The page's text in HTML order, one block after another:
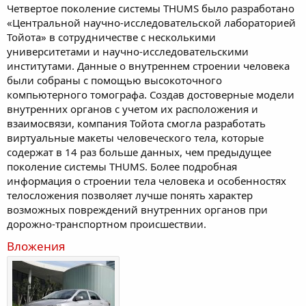
Четвертое поколение системы THUMS было разработано
«Центральной научно-исследовательской лабораторией
Тойота» в сотрудничестве с несколькими
университетами и научно-исследовательскими
институтами. Данные о внутреннем строении человека
были собраны с помощью высокоточного
компьютерного томографа. Создав достоверные модели
внутренних органов с учетом их расположения и
взаимосвязи, компания Тойота смогла разработать
виртуальные макеты человеческого тела, которые
содержат в 14 раз больше данных, чем предыдущее
поколение системы THUMS. Более подробная
информация о строении тела человека и особенностях
телосложения позволяет лучше понять характер
возможных повреждений внутренних органов при
дорожно-транспортном происшествии.
Вложения